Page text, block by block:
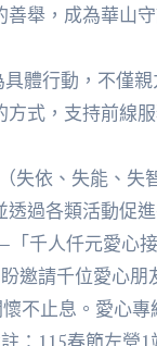
舉，成為華山
體行動，不僅親
式，支持前線
依、失能、失
過各類活動促
千人仟元愛心
邀請千位愛心朋
不止息。愛心專
：115春節左營